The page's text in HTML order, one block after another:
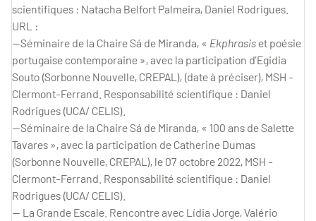
scientifiques : Natacha Belfort Palmeira, Daniel Rodrigues.
URL :
—Séminaire de la Chaire Sá de Miranda, « Ekphrasiset poésie
portugaise contemporaine », avec la participation d’Egidia
Souto (Sorbonne Nouvelle, CREPAL), (date à préciser), MSH -
Clermont-Ferrand. Responsabilité scientifique : Daniel
Rodrigues (UCA/ CELIS).
—Séminaire de la Chaire Sá de Miranda, « 100 ans de Salette
Tavares », avec la participation de Catherine Dumas
(Sorbonne Nouvelle, CREPAL), le 07 octobre 2022, MSH -
Clermont-Ferrand. Responsabilité scientifique : Daniel
Rodrigues (UCA/ CELIS).
— La Grande Escale. Rencontre avec Lídia Jorge, Valério